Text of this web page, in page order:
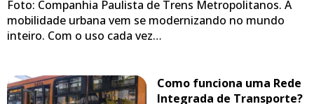
Foto: Companhia Paulista de Trens Metropolitanos. A
mobilidade urbana vem se modernizando no mundo
inteiro. Com o uso cada vez…
Como funciona uma Rede
Integrada de Transporte?